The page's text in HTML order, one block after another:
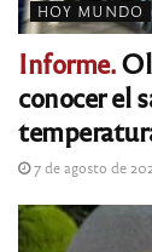
HOY MUNDO
Informe.
conocer el
7 de agosto de